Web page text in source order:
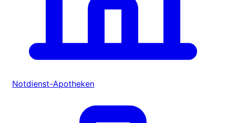
Notdienst-Apotheken